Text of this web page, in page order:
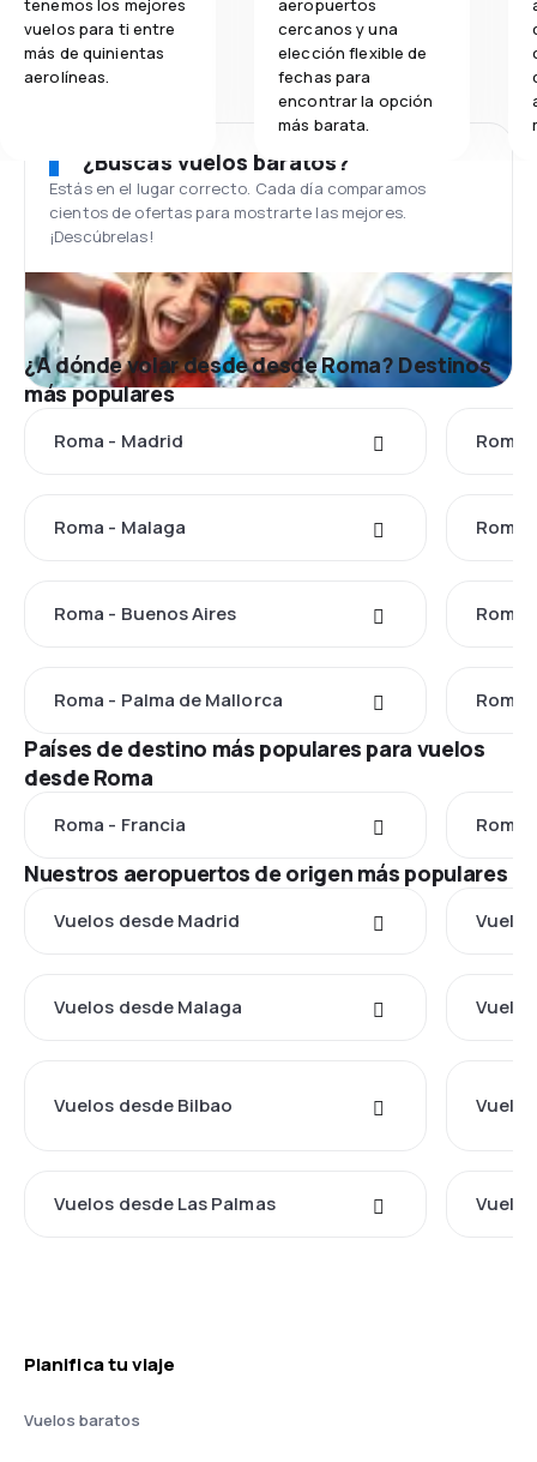
tenemos los mejores
vuelos para ti entre
más de quinientas
aerolíneas.
aeropuertos
cercanos y una
elección flexible de
fechas para
encontrar la opción
más barata.
¿Buscas vuelos baratos?
Estás en el lugar correcto. Cada día comparamos
cientos de ofertas para mostrarte las mejores.
¡Descúbrelas!
¿A dónde volar desde desde Roma? Destinos
más populares
Roma - Madrid Roma
Roma - Malaga Roma
Roma - Buenos Aires Roma
Roma - Palma de Mallorca Roma
Países de destino más populares para vuelos
desde Roma
Roma - Francia Roma
Nuestros aeropuertos de origen más populares
Vuelos desde Madrid
Vuelos desde Malaga
Vuelos desde Bilbao
Vuelos desde Las Palmas
Planifica tu viaje
Vuelos baratos